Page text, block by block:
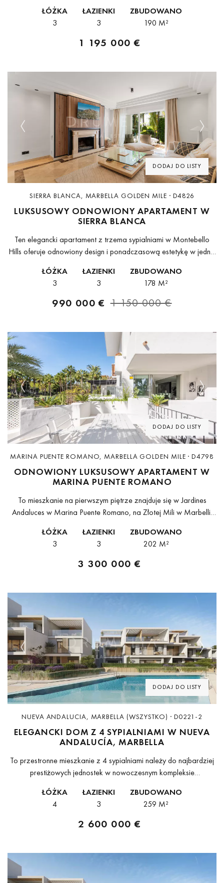
prywatności oraz wyrafinowanego stylu życia. Nieruchomość...
ŁÓŻKA
3
ŁAZIENKI
3
ZBUDOWANO
190 M²
1 195 000 €
DODAJ DO LISTY
Previous Next
SIERRA BLANCA, MARBELLA GOLDEN MILE · D4826
LUKSUSOWY ODNOWIONY APARTAMENT W
SIERRA BLANCA
Ten elegancki apartament z trzema sypialniami w Montebello
Hills oferuje odnowiony design i ponadczasową estetykę w jednej
Blanca, na Golden Mile, łączy...
ŁÓŻKA
3
ŁAZIENKI
3
ZBUDOWANO
178 M²
990 000 € 1 150 000 €
DODAJ DO LISTY
Previous Next
MARINA PUENTE ROMANO, MARBELLA GOLDEN MILE · D4798
ODNOWIONY LUKSUSOWY APARTAMENT W
MARINA PUENTE ROMANO
To mieszkanie na pierwszym piętrze znajduje się w Jardines
Andaluces w Marina Puente Romano, na Złotej Mili w Marbelli,
Południowa orientacja...
ŁÓŻKA
3
ŁAZIENKI
3
ZBUDOWANO
202 M²
3 300 000 €
DODAJ DO LISTY
Previous Next
NUEVA ANDALUCIA, MARBELLA (WSZYSTKO) · D0221-2
ELEGANCKI DOM Z 4 SYPIALNIAMI W NUEVA
ANDALUCÍA, MARBELLA
To przestronne mieszkanie z 4 sypialniami należy do najbardziej
prestiżowych jednostek w nowoczesnym kompleksie
wnętrza, współczesny design i wyjątkowy komfort. Idealne
zarówno do...
ŁÓŻKA
4
ŁAZIENKI
3
ZBUDOWANO
259 M²
2 600 000 €